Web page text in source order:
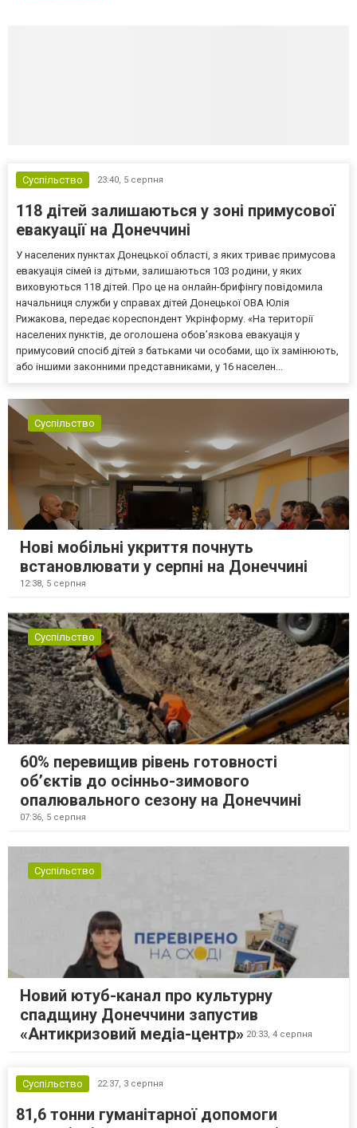
Суспільство 23:40, 5 серпня
118 дітей залишаються у зоні примусової
евакуації на Донеччині
У населених пунктах Донецької області, з яких триває примусова
евакуація сімей із дітьми, залишаються 103 родини, у яких
виховуються 118 дітей. Про це на онлайн-брифінгу повідомила
начальниця служби у справах дітей Донецької ОВА Юлія
Рижакова, передає кореспондент Укрінформу. «На території
населених пунктів, де оголошена обов’язкова евакуація у
примусовий спосіб дітей з батьками чи особами, що їх замінюють,
або іншими законними представниками, у 16 населен...
Суспільство
Нові мобільні укриття почнуть
встановлювати у серпні на Донеччині
12:38, 5 серпня
Суспільство
60% перевищив рівень готовності
об’єктів до осінньо-зимового
опалювального сезону на Донеччині
07:36, 5 серпня
Суспільство
Новий ютуб-канал про культурну
спадщину Донеччини запустив
«Антикризовий медіа-центр» 20:33, 4 серпня
Суспільство 22:37, 3 серпня
81,6 тонни гуманітарної допомоги